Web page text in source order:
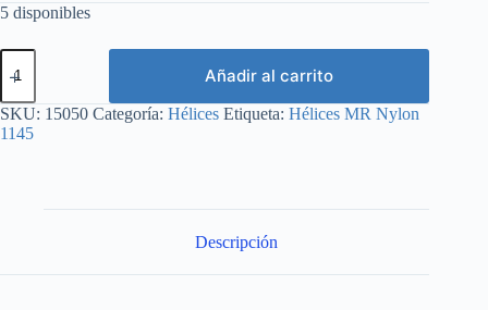
5 disponibles
Hélices
MR
1145
CW
Añadir al carrito
SKU: 15050 Categoría: Hélices Etiqueta: Hélices MR Nylon
1145
Descripción